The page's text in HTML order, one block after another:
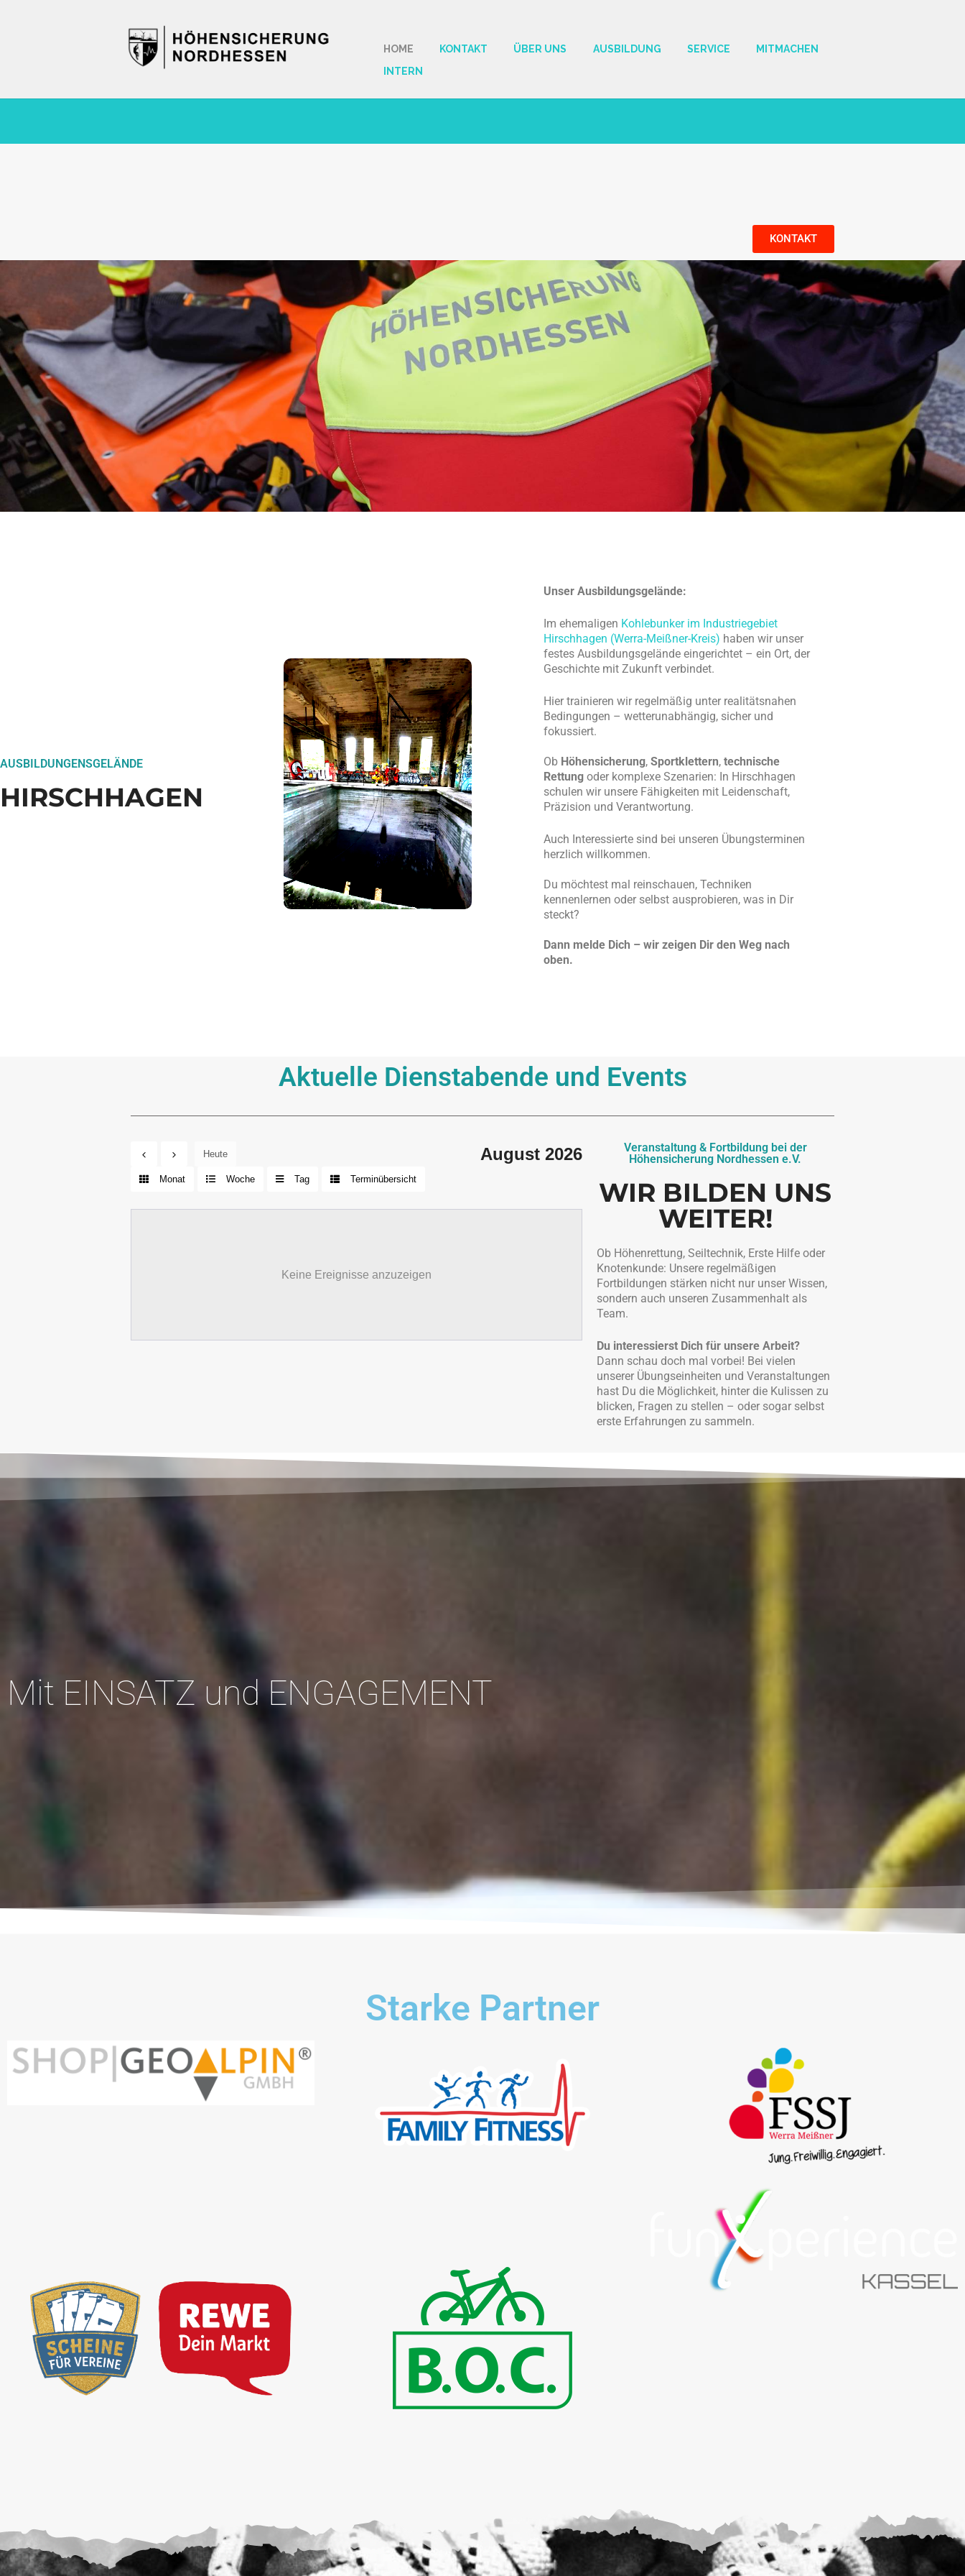
HOME KONTAKT ÜBER UNS AUSBILDUNG SERVICE
MITMACHEN
INTERN
KONTAKT
AUSBILDUNGENSGELÄNDE
HIRSCHHAGEN
Unser Ausbildungsgelände:
Im ehemaligen Kohlebunker im Industriegebiet
Hirschhagen (Werra-Meißner-Kreis) haben wir unser
festes Ausbildungsgelände eingerichtet – ein Ort, der
Geschichte mit Zukunft verbindet.
Hier trainieren wir regelmäßig unter realitätsnahen
Bedingungen – wetterunabhängig, sicher und
fokussiert.
Ob Höhensicherung, Sportklettern, technische
Rettungoder komplexe Szenarien: In Hirschhagen
schulen wir unsere Fähigkeiten mit Leidenschaft,
Präzision und Verantwortung.
Auch Interessierte sind bei unseren Übungsterminen
herzlich willkommen.
Du möchtest mal reinschauen, Techniken
kennenlernen oder selbst ausprobieren, was in Dir
steckt?
Dann melde Dich – wir zeigen Dir den Weg nach
oben.
Aktuelle Dienstabende und Events
Heute August 2026
Monat Woche Tag Terminübersicht
Keine Ereignisse anzuzeigen
Veranstaltung & Fortbildung bei der
Höhensicherung Nordhessen e.V.
WIR BILDEN UNS
WEITER!
Ob Höhenrettung, Seiltechnik, Erste Hilfe oder
Knotenkunde: Unsere regelmäßigen
Fortbildungen stärken nicht nur unser Wissen,
sondern auch unseren Zusammenhalt als
Team.
Du interessierst Dich für unsere Arbeit?
Dann schau doch mal vorbei! Bei vielen
unserer Übungseinheiten und Veranstaltungen
hast Du die Möglichkeit, hinter die Kulissen zu
blicken, Fragen zu stellen – oder sogar selbst
erste Erfahrungen zu sammeln.
Mit EINSATZ und ENGAGEMENT
Starke Partner